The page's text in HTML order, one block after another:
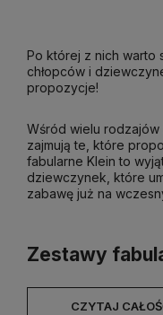
Zestawy
Wśród wielu
zajmują te, które
fabularne Klein to
dziewczynek, które
zabawę już na
Po której z nich warto
chłopców i
propozycje!
CZYTAJ